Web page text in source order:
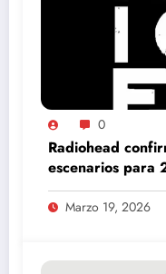
0
Radiohead
escenarios para
gira inédito
Marzo 19, 2026